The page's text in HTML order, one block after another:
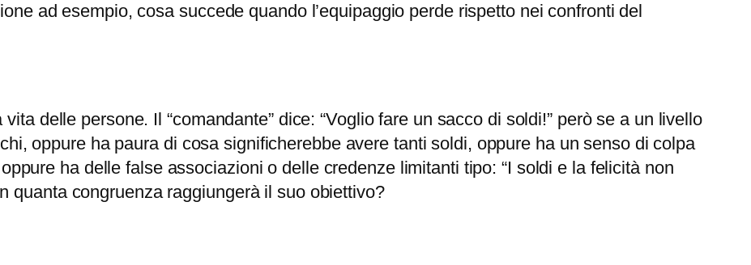
ad esempio, cosa succede quando l’equipaggio perde rispetto nei confronti del
delle persone. Il “comandante” dice: “Voglio fare un sacco di soldi!” però se a un livello
oppure ha paura di cosa significherebbe avere tanti soldi, oppure ha un senso di colpa
ha delle false associazioni o delle credenze limitanti tipo: “I soldi e la felicità non
quanta congruenza raggiungerà il suo obiettivo?